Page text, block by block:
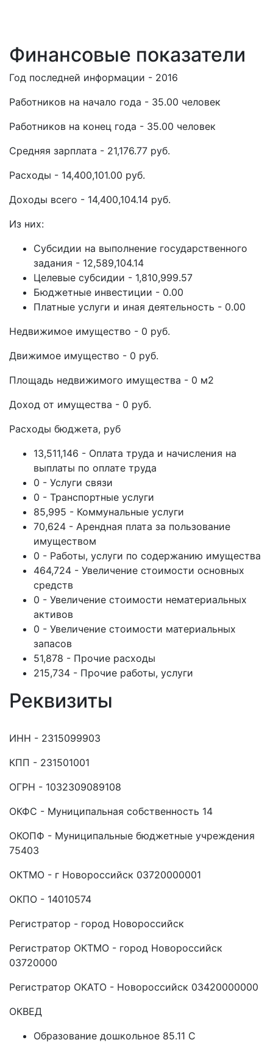
Финансовые показатели
Год последней информации - 2016
Работников на начало года - 35.00 человек
Работников на конец года - 35.00 человек
Средняя зарплата - 21,176.77 руб.
Расходы - 14,400,101.00 руб.
Доходы всего - 14,400,104.14 руб.
Из них:
Субсидии на выполнение государственного
задания - 12,589,104.14
Целевые субсидии - 1,810,999.57
Бюджетные инвестиции - 0.00
Платные услуги и иная деятельность - 0.00
Недвижимое имущество - 0 руб.
Движимое имущество - 0 руб.
Площадь недвижимого имущества - 0 м2
Доход от имущества - 0 руб.
Расходы бюджета, руб
13,511,146 - Оплата труда и начисления на
выплаты по оплате труда
0 - Услуги связи
0 - Транспортные услуги
85,995 - Коммунальные услуги
70,624 - Арендная плата за пользование
имуществом
0 - Работы, услуги по содержанию имущества
464,724 - Увеличение стоимости основных
средств
0 - Увеличение стоимости нематериальных
активов
0 - Увеличение стоимости материальных
запасов
51,878 - Прочие расходы
215,734 - Прочие работы, услуги
Реквизиты
ИНН - 2315099903
КПП - 231501001
ОГРН - 1032309089108
ОКФС - Муниципальная собственность 14
ОКОПФ - Муниципальные бюджетные учреждения
75403
ОКТМО - г Новороссийск 03720000001
ОКПО - 14010574
Регистратор - город Новороссийск
Регистратор ОКТМО - город Новороссийск
03720000
Регистратор ОКАТО - Новороссийск 03420000000
ОКВЕД
Образование дошкольное 85.11 C